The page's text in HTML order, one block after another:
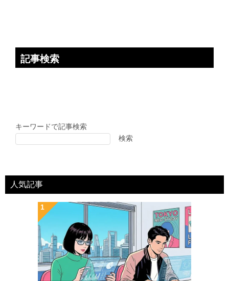
記事検索
キーワードで記事検索
検索
人気記事